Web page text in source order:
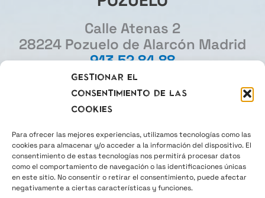
Gestionar el
consentimiento de las
cookies
Para ofrecer las mejores experiencias, utilizamos tecnologías como las
cookies para almacenar y/o acceder a la información del dispositivo. El
consentimiento de estas tecnologías nos permitirá procesar datos
como el comportamiento de navegación o las identificaciones únicas
en este sitio. No consentir o retirar el consentimiento, puede afectar
negativamente a ciertas características y funciones.
Calle Atenas 2
28224 Pozuelo de Alarcón Madrid
913 52 84 88
MADRID
Gourmet Experience
Plaza del Callao 2
28013 Madrid
915 22 26 30